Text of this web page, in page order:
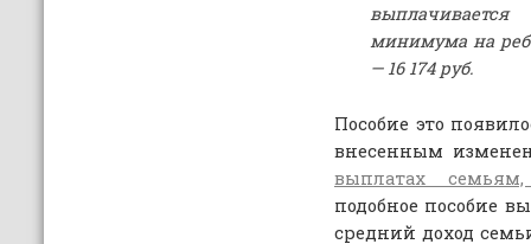
минимума на
— 16 174 руб.
Пособие это
внесенным
выплатах
подобное пособие
средний доход